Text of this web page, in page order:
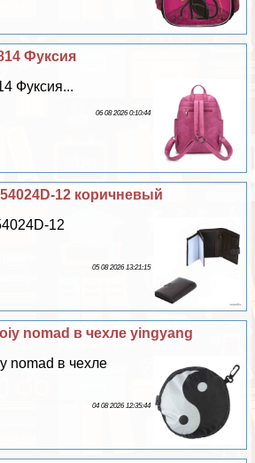
Фуксия
Фуксия...
06 08 2026 0:10:44
12 коричневый
12
05 08 2026 13:21:15
nomad в чехле yingyang
nomad в чехле
04 08 2026 12:35:44